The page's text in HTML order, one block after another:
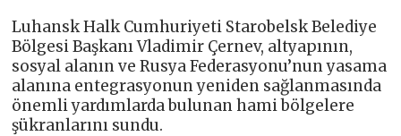
Luhansk Halk Cumhuriyeti Starobelsk Belediye
Bölgesi Başkanı Vladimir Çernev, altyapının,
sosyal alanın ve Rusya Federasyonu’nun yasama
alanına entegrasyonun yeniden sağlanmasında
önemli yardımlarda bulunan hami bölgelere
şükranlarını sundu.